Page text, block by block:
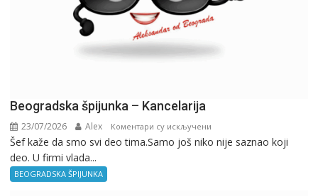
Beogradska špijunka – Kancelarija
23/07/2026 Alex Коментари су искључени
Beogradska
Šef kaže da smo svi deo tima.Samo još niko nije saznao koji
deo. U firmi vlada...
BEOGRADSKA ŠPIJUNKA